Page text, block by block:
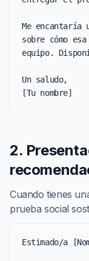
Me encantaría
sobre cómo
equipo.
Un saludo,
[Tu nombre]
2.
Cuando tienes
prueba social
Estimado/a